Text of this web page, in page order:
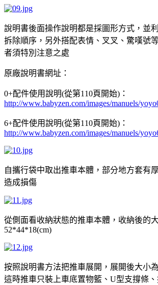
說明書後面操作說明都是採圖形方式，並
拆除順序，另外搭配表情、叉叉、驚嘆號
者須特別注意之處
原廠說明書網址：
0+配件使用說明(從第110頁開始) ：
http://www.babyzen.com/images/manuels/
6+配件使用說明(從第110頁開始) ：
http://www.babyzen.com/images/manuels/
自攜行袋中取出推車本體，部分地方套有
造成損傷
從側面看收納狀態的推車本體，收納後的
52*44*18(cm)
按照說明書方法把推車展開，展開後大小為
這時推車只裝上車底置物籃、 U型支撐條